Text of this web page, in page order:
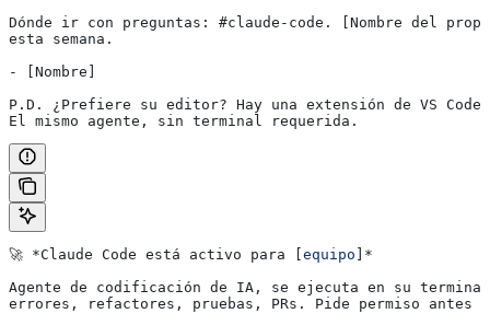
Dónde ir con preguntas: #claude-code. [Nombre del
esta semana.
- [Nombre]
P.D. ¿Prefiere su editor? Hay una extensión de VS Code
El mismo agente, sin terminal requerida.
🚀 *Claude Code está activo para [ equipo ]*
Agente de codificación de IA, se ejecuta en su
errores, refactores, pruebas, PRs. Pide permiso antes